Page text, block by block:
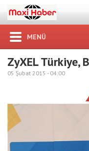
MENÜ
ZyXEL Türkiye,
05 Şubat 2015 - 04:00